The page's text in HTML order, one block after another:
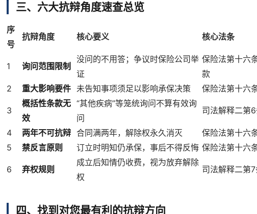
三、六大抗辩角度速查总览
序
号
抗辩角度 核心要义 核心法条
1 询问范围限制
没问的不用答；争议时保险公司举
证
保险法第十六
款
2 重大影响要件 未告知事项须足以影响承保决策 保险法第十六
3
概括性条款无
效
“其他疾病”等笼统询问不算有效询
问
司法解释二第
4 两年不可抗辩 合同满两年，解除权永久消灭 保险法第十六
5
禁反言原则 订立时明知仍承保，事后不得反悔 保险法第十六
6 弃权规则
成立后知情仍收费，视为放弃解除
权
司法解释二第7
四、找到对您最有利的抗辩方向